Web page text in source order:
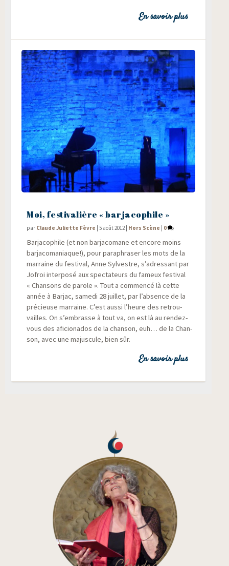
En savoir plus
Moi, festivalière « barjacophile »
par Claude Juliette Fèvre |5 août 2012| Hors Scène 0
Bar­ja­co­phile (et non bar­ja­co­mane et encore moins
bar­ja­co­ma­niaque !), pour para­phra­ser les mots de la
mar­raine du fes­ti­val, Anne Syl­vestre, s’adressant par
Jofroi inter­po­sé aux spec­ta­teurs du fameux fes­ti­val
« Chan­sons de parole ». Tout a com­men­cé là cette
année à Bar­jac, same­di 28 juillet, par l’absence de la
pré­cieuse mar­raine. C’est aus­si l’heure des retrou­
vailles. On s’embrasse à tout va, on est là au ren­dez-
vous des afi­cio­na­dos de la chan­son, euh… de la Chan­
son, avec une majus­cule, bien sûr.
En savoir plus